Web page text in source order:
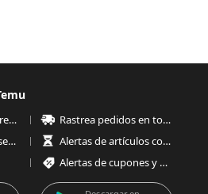
Alertas de baja de precios
Rastrea pedidos en todo momento
Pago más rápido y seguro
Alertas de artículos con poco stock
Alertas de cupones y ofertas